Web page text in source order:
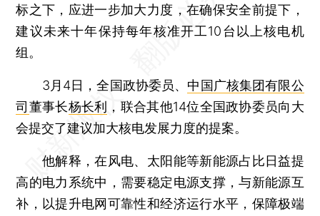
标之下，应进一步加大力度，在确保安全前提下，
建议未来十年保持每年核准开工10台以上核电机
组。
3月4日，全国政协委员、 中国广核集团有限公
司 董事长杨长利
，联合其他14位全国政协委员向大
会提交了建议加大核电发展力度的提案。
他解释，在风电、太阳能等新能源占比日益提
高的电力系统中，需要稳定电源支撑，与新能源互
补，以提升电网可靠性和经济运行水平，保障极端